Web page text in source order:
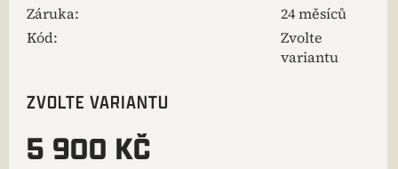
Záruka:
24 měsíců
Kód:
Zvolte
variantu
ZVOLTE VARIANTU
5 900 KČ